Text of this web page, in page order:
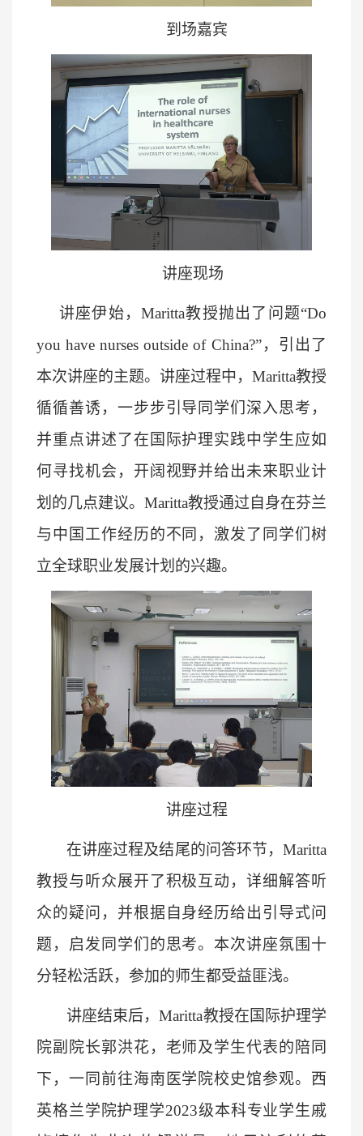
到场嘉宾
讲座现场
讲座伊始，Maritta教授抛出了问题“Do
you have nurses outside of China?”，引出了
本次讲座的主题。讲座过程中， Maritta教授
循循善诱，一步步引导同学们深入思考，
并重点讲述了在国际护理实践中学生应如
何寻找机会，开阔视野并给出未来职业计
划的几点建议。 Maritta教授通过自身在芬兰
与中国工作经历的不同，激发了同学们树
立全球职业发展计划的兴趣。
讲座过程
在讲座过程及结尾的问答环节， Maritta
教授与听众展开了积极互动，详细解答听
众的疑问，并根据自身经历给出引导式问
题，启发同学们的思考。本次讲座氛围十
分轻松活跃，参加的师生都受益匪浅。
讲座结束后，Maritta教授在 国际护理学
院副院长郭洪花，老师及学生代表的陪同
下， 一同 前往海南医学院校史馆参观。 西
英格兰学院护理学2023级本科专业学生戚